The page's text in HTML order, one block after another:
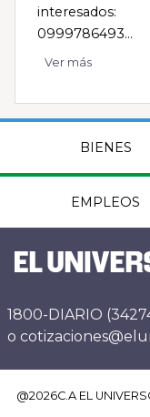
interesados:
0999786493...
Ver más
BIENES
EMPLEOS
1800-DIARIO
o
@2026C.A EL